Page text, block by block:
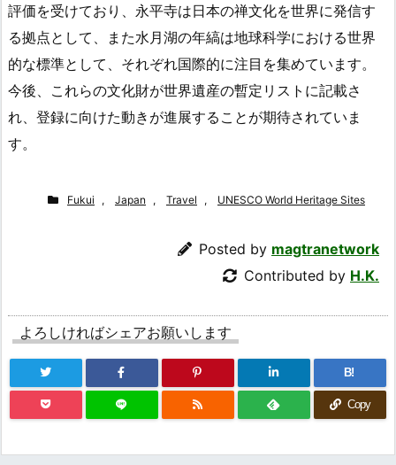
評価を受けており、永平寺は日本の禅文化を世界に発信す
る拠点として、また水月湖の年縞は地球科学における世界
的な標準として、それぞれ国際的に注目を集めています。
今後、これらの文化財が世界遺産の暫定リストに記載さ
れ、登録に向けた動きが進展することが期待されていま
す。
Fukui , Japan , Travel , UNESCO World Heritage Sites
Posted by magtranetwork
Contributed by H.K.
よろしければシェアお願いします
B!
Copy